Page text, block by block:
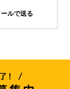
ールで送る